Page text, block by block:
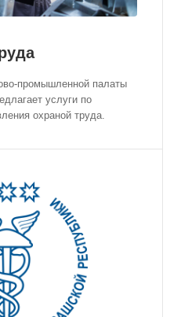
промышленной палаты
услуги по
охраной труда.